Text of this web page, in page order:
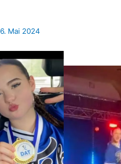
6. Mai 2024